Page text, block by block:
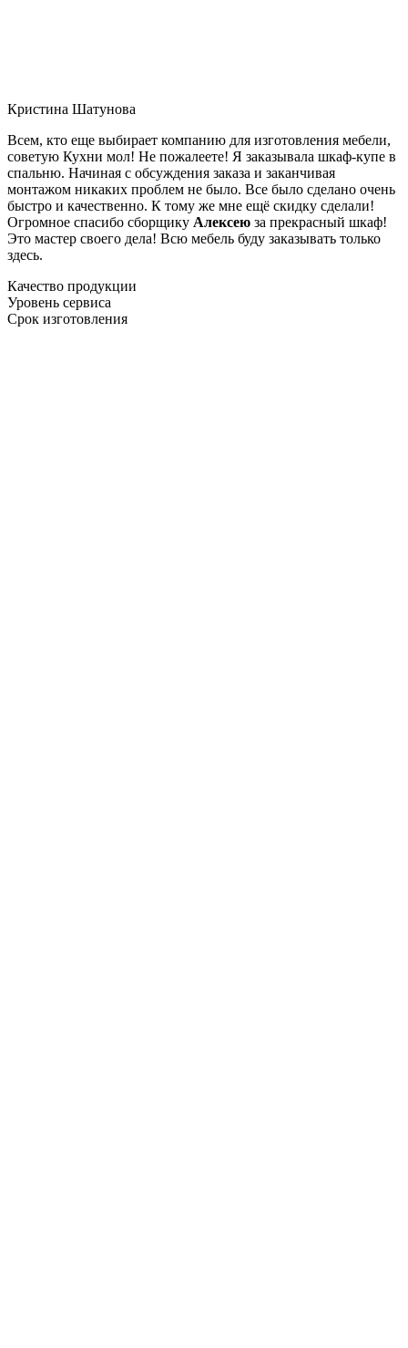
Кристина Шатунова
Всем, кто еще выбирает компанию для изготовления мебели,
советую Кухни мол! Не пожалеете! Я заказывала шкаф-купе в
спальню. Начиная с обсуждения заказа и заканчивая
монтажом никаких проблем не было. Все было сделано очень
быстро и качественно. К тому же мне ещё скидку сделали!
Огромное спасибо сборщику Алексею за прекрасный шкаф!
Это мастер своего дела! Всю мебель буду заказывать только
здесь.
Качество продукции
Уровень сервиса
Срок изготовления